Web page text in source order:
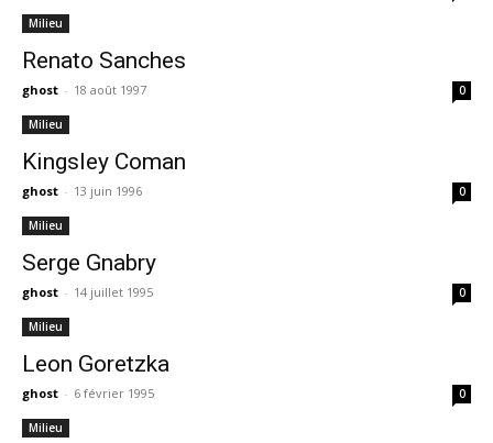
Milieu
Renato Sanches
ghost - 18 août 1997 0
Milieu
Kingsley Coman
ghost - 13 juin 1996 0
Milieu
Serge Gnabry
ghost - 14 juillet 1995 0
Milieu
Leon Goretzka
ghost - 6 février 1995 0
Milieu